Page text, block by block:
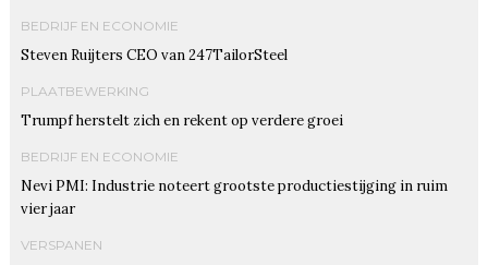
BEDRIJF EN ECONOMIE
Steven Ruijters CEO van 247TailorSteel
PLAATBEWERKING
Trumpf herstelt zich en rekent op verdere groei
BEDRIJF EN ECONOMIE
Nevi PMI: Industrie noteert grootste productiestijging in ruim
vier jaar
VERSPANEN